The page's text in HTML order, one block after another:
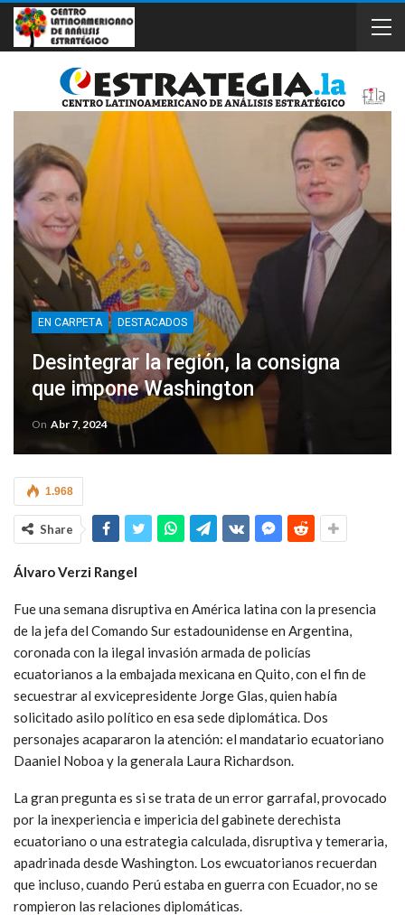
EN CARPETA DESTACADOS
Desintegrar la región, la consigna
que impone Washington
On Abr 7, 2024
1.968
Share
Álvaro Verzi Rangel
Fue una semana disruptiva en América latina con la presencia
de la jefa del Comando Sur estadounidense en Argentina,
coronada con la ilegal invasión armada de policías
ecuatorianos a la embajada mexicana en Quito, con el fin de
secuestrar al exvicepresidente Jorge Glas, quien había
solicitado asilo político en esa sede diplomática. Dos
personajes acapararon la atención: el mandatario ecuatoriano
Daaniel Noboa y la generala Laura Richardson.
La gran pregunta es si se trata de un error garrafal, provocado
por la inexperiencia e impericia del gabinete derechista
ecuatoriano o una estrategia calculada, disruptiva y temeraria,
apadrinada desde Washington. Los ewcuatorianos recuerdan
que incluso, cuando Perú estaba en guerra con Ecuador, no se
rompieron las relaciones diplomáticas.